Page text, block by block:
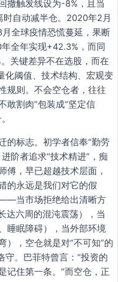
撤触发线设为-8%，且当
自动减半仓。2020年2月
全球疫情恐慌蔓延，果断
全年实现+42.3%，而同
关键差异不在选股，而在
阈值、技术结构、宏观变
规则。不会空仓者，往往
敢割肉”包装成“坚定信
的标志。初学者信奉“勤劳
阶者追求“技术精进”，痴
傅，早已超越技术层面，
的永远是我们对它的假
当市场拒绝给出清晰方
达六周的混沌震荡），当
睡眠障碍），当外部环境
），空仓就是对“不可知”的
守。巴菲特曾言：“投资的
记住第一条。”而空仓，正